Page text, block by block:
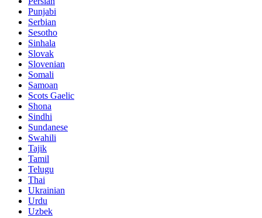
Punjabi
Serbian
Sesotho
Sinhala
Slovak
Slovenian
Somali
Samoan
Scots Gaelic
Shona
Sindhi
Sundanese
Swahili
Tajik
Tamil
Telugu
Thai
Ukrainian
Urdu
Uzbek